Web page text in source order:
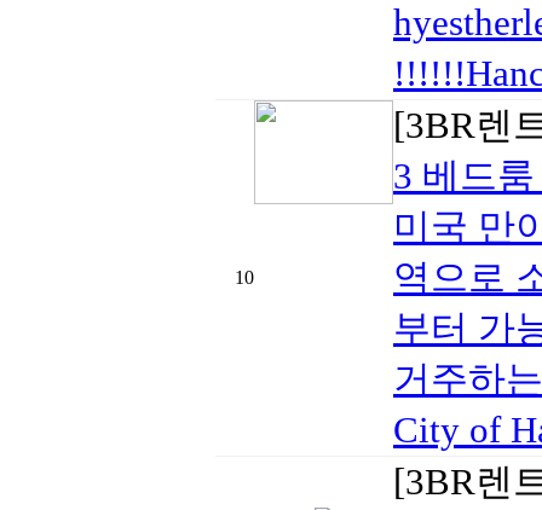
10
[3BR렌
3 베드
미국 만
역으로
부터 가
거주하
City of
[3BR렌